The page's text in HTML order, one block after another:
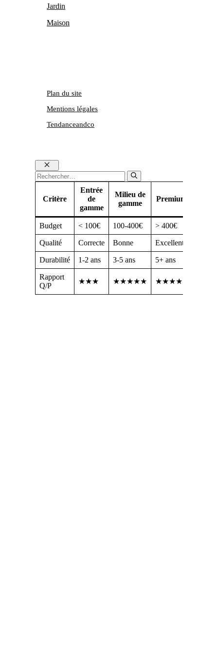
Jardin
Maison
Tendanceandco
Plan du site
Mentions légales
Fermer
Rechercher :
Critère
Entrée
de
gamme
Milieu de
gamme
Premium
Budget < 100€ 100-400€ > 400€
Qualité Correcte Bonne Excellente
Durabilité 1-2 ans 3-5 ans 5+ ans
Rapport
Q/P
★★★ ★★★★★ ★★★★